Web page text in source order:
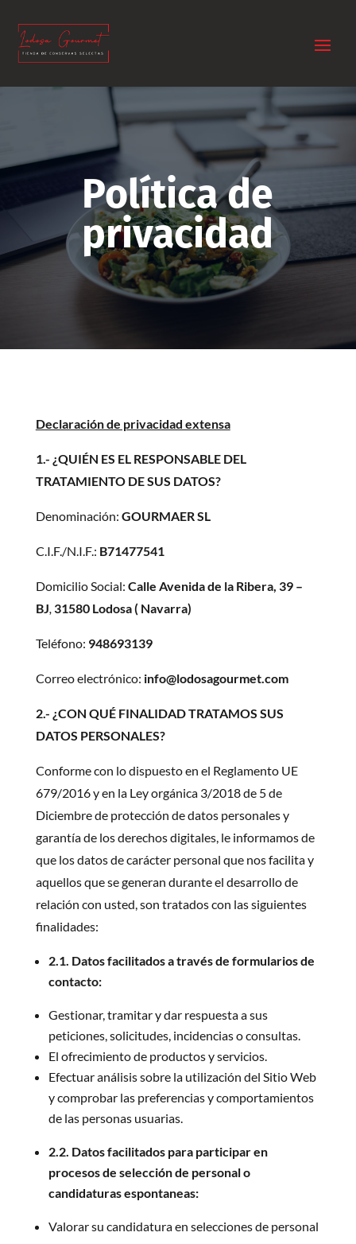
Política de
privacidad
Declaración de privacidad extensa
1.- ¿QUIÉN ES EL RESPONSABLE DEL
TRATAMIENTO DE SUS DATOS?
Denominación: GOURMAER SL
C.I.F./N.I.F.: B71477541
Domicilio Social: Calle Avenida de la Ribera, 39 –
BJ, 31580 Lodosa ( Navarra)
Teléfono: 948693139
Correo electrónico: info@lodosagourmet.com
2.- ¿CON QUÉ FINALIDAD TRATAMOS SUS
DATOS PERSONALES?
Conforme con lo dispuesto en el Reglamento UE
679/2016 y en la Ley orgánica 3/2018 de 5 de
Diciembre de protección de datos personales y
garantía de los derechos digitales, le informamos de
que los datos de carácter personal que nos facilita y
aquellos que se generan durante el desarrollo de
relación con usted, son tratados con las siguientes
finalidades:
2.1. Datos facilitados a través de formularios de
contacto:
Gestionar, tramitar y dar respuesta a sus
peticiones, solicitudes, incidencias o consultas.
El ofrecimiento de productos y servicios.
Efectuar análisis sobre la utilización del Sitio Web
y comprobar las preferencias y comportamientos
de las personas usuarias.
2.2. Datos facilitados para participar en
procesos de selección de personal o
candidaturas espontaneas:
Valorar su candidatura en selecciones de personal